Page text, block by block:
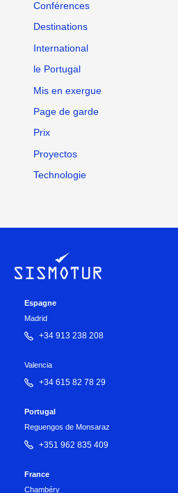
Conférences
Destinations
International
le Portugal
Mis en exergue
Page de garde
Prix
Proyectos
Technologie
Espagne
Madrid
+34 913 238 208
Valencia
+34 615 82 78 29
Portugal
Reguengos de Monsaraz
+351 962 835 409
France
Chambéry